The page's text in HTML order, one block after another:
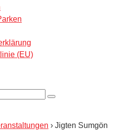
(EU)
› Jigten Sumgön